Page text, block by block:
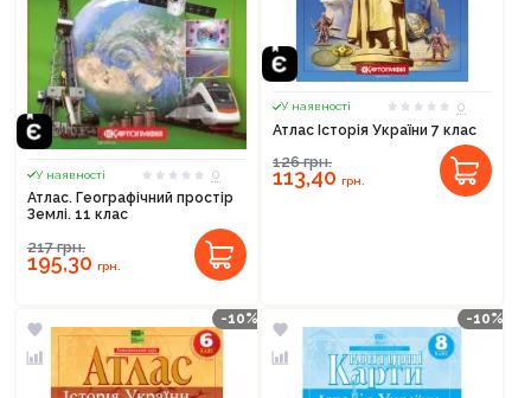
У наявності
0
Атлас. Географічний простір
Землі. 11 клас
217грн.
195,30 грн.
У наявності
0
Атлас Історія України 7 клас
126грн.
113,40 грн.
-10% -10%